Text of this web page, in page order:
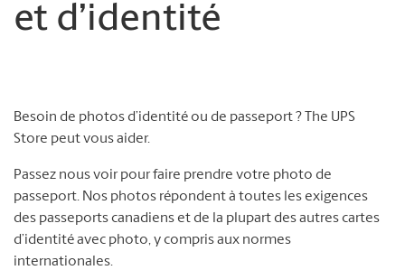
et d’identité
Besoin de photos d’identité ou de passeport ? The UPS
Store peut vous aider.
Passez nous voir pour faire prendre votre photo de
passeport. Nos photos répondent à toutes les exigences
des passeports canadiens et de la plupart des autres cartes
d’identité avec photo, y compris aux normes
internationales.